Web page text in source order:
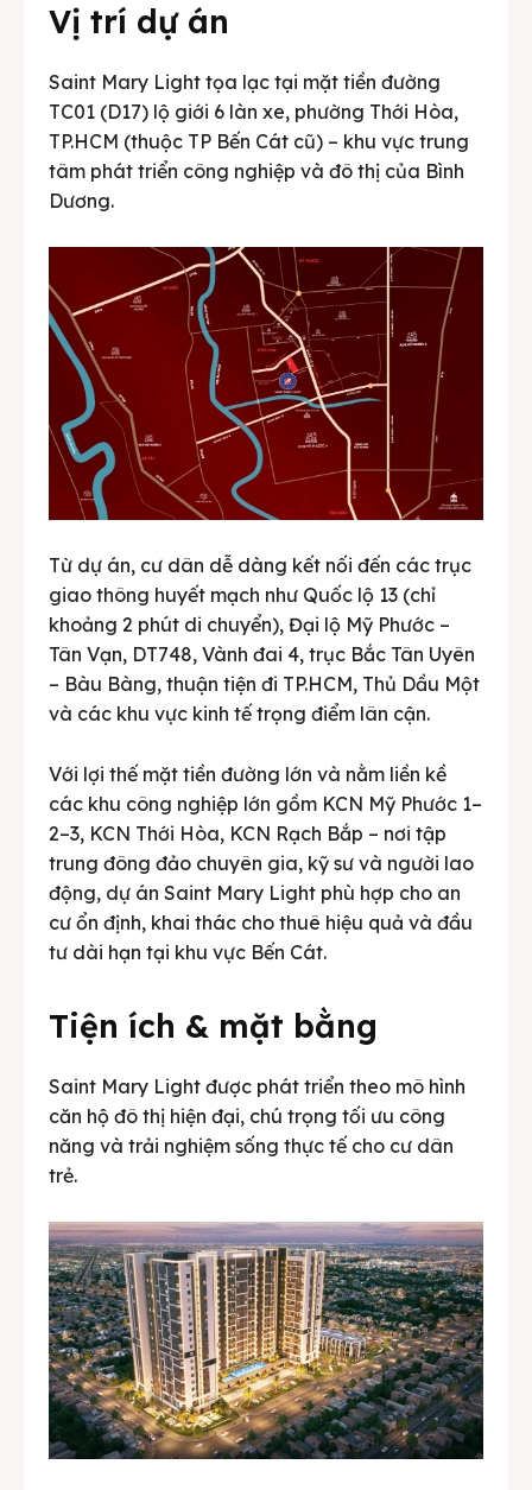
Vị trí dự án
Saint Mary Light tọa lạc tại mặt tiền đường
TC01 (D17) lộ giới 6 làn xe, phường Thới Hòa,
TP.HCM (thuộc TP Bến Cát cũ) – khu vực trung
tâm phát triển công nghiệp và đô thị của Bình
Dương.
Từ dự án, cư dân dễ dàng kết nối đến các trục
giao thông huyết mạch như Quốc lộ 13 (chỉ
khoảng 2 phút di chuyển), Đại lộ Mỹ Phước –
Tân Vạn, DT748, Vành đai 4, trục Bắc Tân Uyên
– Bàu Bàng, thuận tiện đi TP.HCM, Thủ Dầu Một
và các khu vực kinh tế trọng điểm lân cận.
Với lợi thế mặt tiền đường lớn và nằm liền kề
các khu công nghiệp lớn gồm KCN Mỹ Phước 1–
2–3, KCN Thới Hòa, KCN Rạch Bắp – nơi tập
trung đông đảo chuyên gia, kỹ sư và người lao
động, dự án Saint Mary Light phù hợp cho an
cư ổn định, khai thác cho thuê hiệu quả và đầu
tư dài hạn tại khu vực Bến Cát.
Tiện ích & mặt bằng
Saint Mary Light được phát triển theo mô hình
căn hộ đô thị hiện đại, chú trọng tối ưu công
năng và trải nghiệm sống thực tế cho cư dân
trẻ.